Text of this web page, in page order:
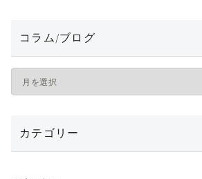
コラム/ブログ
カテゴリー